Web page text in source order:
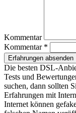
Kommentar
Kommentar *
Erfahrungen absenden
Die besten DSL-
Tests und
suchen, dann sollten
Erfahrungen mit
Internet können